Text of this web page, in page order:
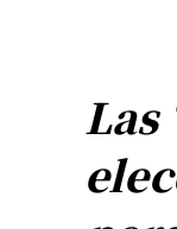
Las